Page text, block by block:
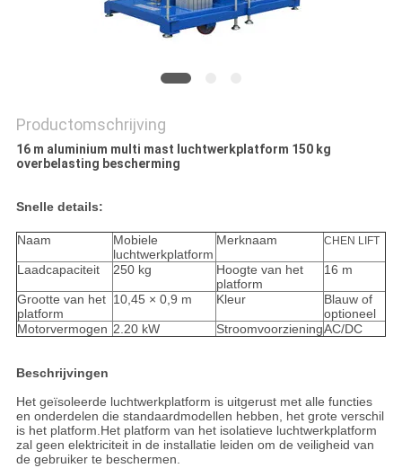
Productomschrijving
16 m aluminium multi mast luchtwerkplatform 150 kg
overbelasting bescherming
Snelle details:
Naam
Mobiele
luchtwerkplatform
Merknaam CHEN LIFT
Laadcapaciteit 250 kg
Hoogte van het
platform
16 m
Grootte van het
platform
10,45 × 0,9 m Kleur
Blauw of
optioneel
Motorvermogen 2.20 kW StroomvoorzieningAC/DC
Beschrijvingen
Het geïsoleerde luchtwerkplatform is uitgerust met alle functies
en onderdelen die standaardmodellen hebben, het grote verschil
is het platform.Het platform van het isolatieve luchtwerkplatform
zal geen elektriciteit in de installatie leiden om de veiligheid van
de gebruiker te beschermen.